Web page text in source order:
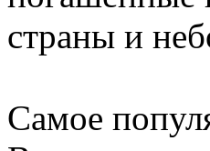
страны и
Самое